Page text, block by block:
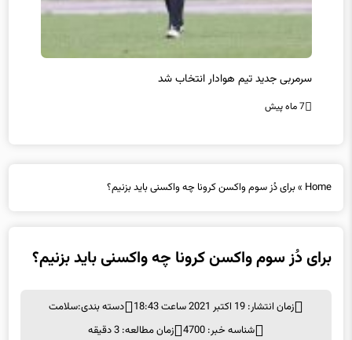
سرمربی جدید تیم هوادار انتخاب شد
7 ماه پیش
Home
»برای دُز سوم واکسن کرونا چه واکسنی باید بزنیم؟
برای دُز سوم واکسن کرونا چه واکسنی باید بزنیم؟
زمان انتشار: 19 اکتبر 2021 ساعت 18:43 دسته بندی:سلامت
شناسه خبر: 4700
زمان مطالعه: 3 دقیقه